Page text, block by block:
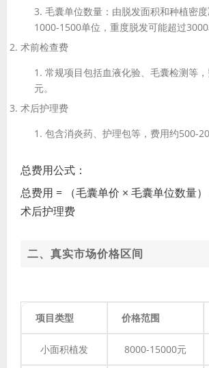
毛囊单位数量 ：由脱发面积和种植密
1000-1500单位，重度脱发可能超过3000
术前检查费
常规项目包括血液化验、毛囊检测等
元。
术后护理费
包含消炎药、护理包等，费用约500-
总费用公式 ：
总费用 = （毛囊单价 × 毛囊单位数量
术后护理费
二、真实市场价格区间
项目类型 价格范围
小面积植发 8000-15000元